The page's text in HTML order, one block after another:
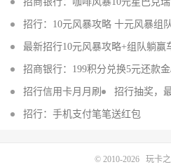
招行：10元风暴攻略 十元风暴组
最新招行10元风暴攻略+组队躺赢
招商银行：199积分兑换5元还款
招行信用卡月月刷 招行抽奖，
招行：手机支付笔笔送红包
© 2010-2026 玩卡